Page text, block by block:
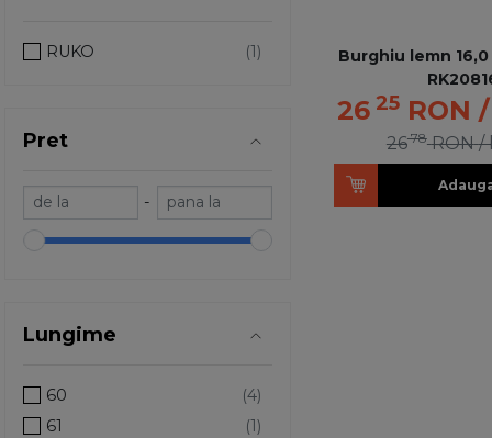
RUKO
Pret
-
Lungime
60
61
Burghiu lemn 16,0
26 25 RON
2678 RON /